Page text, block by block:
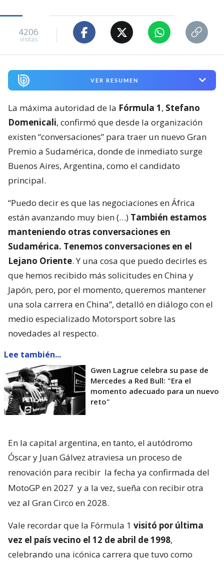
4206
visitas
VER RESUMEN
La máxima autoridad de la Fórmula 1, Stefano
Domenicali, confirmó que desde la organización
existen “conversaciones” para traer un nuevo Gran
Premio a Sudamérica, donde de inmediato surge
Buenos Aires, Argentina, como el candidato
principal.
“Puedo decir es que las negociaciones en África
están avanzando muy bien (…) También estamos
manteniendo otras conversaciones en
Sudamérica. Tenemos conversaciones en el
Lejano Oriente. Y una cosa que puedo decirles es
que hemos recibido más solicitudes en China y
Japón, pero, por el momento, queremos mantener
una sola carrera en China”, detalló en diálogo con el
medio especializado Motorsport sobre las
novedades al respecto.
Lee también...
Gwen Lagrue celebra su pase de
Mercedes a Red Bull: "Era el
momento adecuado para un nuevo
reto"
En la capital argentina, en tanto, el autódromo
Óscar y Juan Gálvez atraviesa un proceso de
renovación para recibir la fecha ya confirmada del
MotoGP en 2027 y a la vez, sueña con recibir otra
vez al Gran Circo en 2028.
Vale recordar que la Fórmula 1 visitó por última
vez el país vecino el 12 de abril de 1998,
celebrando una icónica carrera que tuvo como